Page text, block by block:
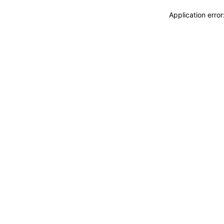
Application